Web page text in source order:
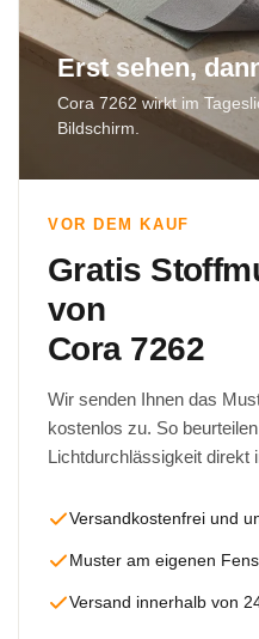
Erst sehen,
Cora 7262 wirkt im
Bildschirm.
VOR DEM KAUF
Gratis
von
Cora 7262
Wir senden Ihnen das
kostenlos zu. So
Lichtdurchlässigkeit direkt
Versandkostenfrei und
Muster am eigenen
Versand innerhalb von